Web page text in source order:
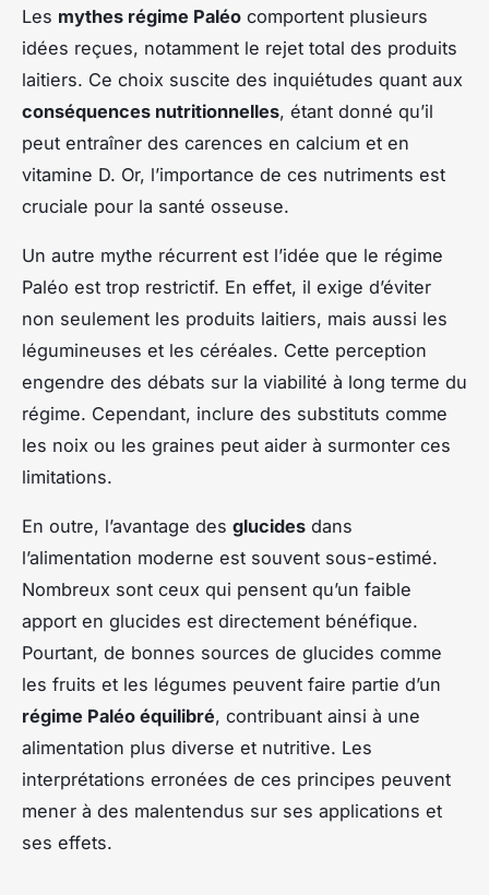
Les mythes régime Paléo comportent plusieurs
idées reçues, notamment le rejet total des produits
laitiers. Ce choix suscite des inquiétudes quant aux
conséquences nutritionnelles, étant donné qu’il
peut entraîner des carences en calcium et en
vitamine D. Or, l’importance de ces nutriments est
cruciale pour la santé osseuse.
Un autre mythe récurrent est l’idée que le régime
Paléo est trop restrictif. En effet, il exige d’éviter
non seulement les produits laitiers, mais aussi les
légumineuses et les céréales. Cette perception
engendre des débats sur la viabilité à long terme du
régime. Cependant, inclure des substituts comme
les noix ou les graines peut aider à surmonter ces
limitations.
En outre, l’avantage des glucides dans
l’alimentation moderne est souvent sous-estimé.
Nombreux sont ceux qui pensent qu’un faible
apport en glucides est directement bénéfique.
Pourtant, de bonnes sources de glucides comme
les fruits et les légumes peuvent faire partie d’un
régime Paléo équilibré, contribuant ainsi à une
alimentation plus diverse et nutritive. Les
interprétations erronées de ces principes peuvent
mener à des malentendus sur ses applications et
ses effets.